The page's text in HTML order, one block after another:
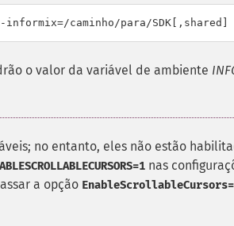
o valor da variável de ambiente
no entanto, eles não estão
nas
a opção